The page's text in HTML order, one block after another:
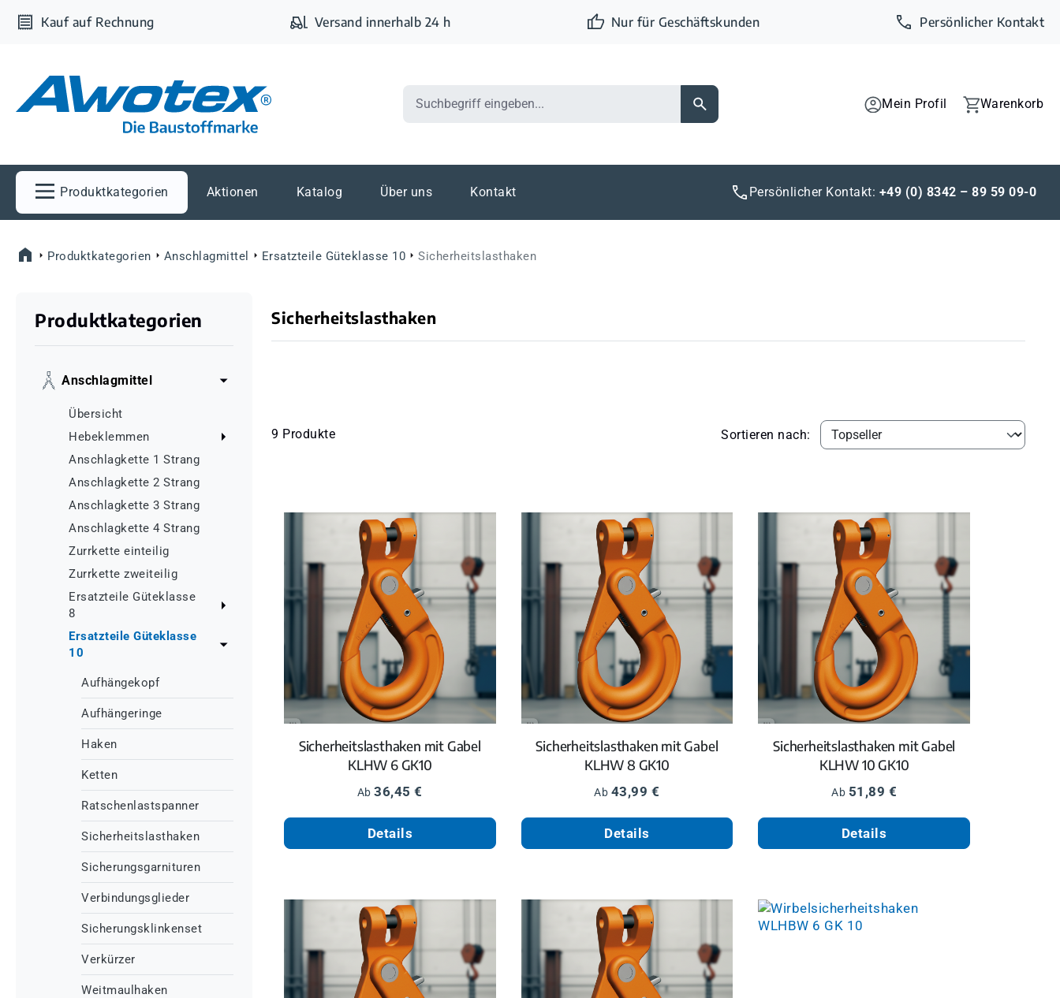
Hauptinhalt springen
Zur Suche springen
Zur Hauptnavigation springen
Kauf auf Rechnung Versand innerhalb 24 h Nur für Geschäftskunden Persönlicher Kontakt
Mein Profil Warenkorb
Produktkategorien Aktionen Katalog Über uns Kontakt Persönlicher Kontakt: +49 (0) 8342 – 89 59 09-0
Produktkategorien Anschlagmittel Ersatzteile Güteklasse 10 Sicherheitslasthaken
Sicherheitslasthaken
9 Produkte Sortieren nach:
Sicherheitslasthaken mit Gabel
KLHW 6 GK10
Regulärer Preis:
Ab36,45 €
Details
Sicherheitslasthaken mit Gabel
KLHW 8 GK10
Regulärer Preis:
Ab 43,99 €
Details
Sicherheitslasthaken mit Gabel
KLHW 10 GK10
Regulärer Preis:
Ab 51,89 €
Details
Produktkategorien
Anschlagmittel
Übersicht
Hebeklemmen
Anschlagkette 1 Strang
Anschlagkette 2 Strang
Anschlagkette 3 Strang
Anschlagkette 4 Strang
Zurrkette einteilig
Zurrkette zweiteilig
Ersatzteile Güteklasse
8
Ersatzteile Güteklasse
10
Aufhängekopf
Aufhängeringe
Haken
Ketten
Ratschenlastspanner
Sicherheitslasthaken
Sicherungsgarnituren
Verbindungsglieder
Sicherungsklinkenset
Verkürzer
Weitmaulhaken